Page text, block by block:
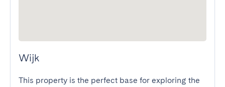
Wijk
This property is the perfect base for exploring the